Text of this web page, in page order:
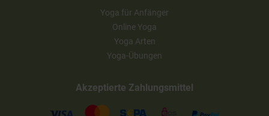
Yoga für Anfänger
Online Yoga
Yoga Arten
Yoga-Übungen
Akzeptierte Zahlungsmittel